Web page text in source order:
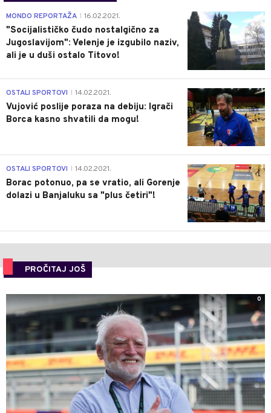
4
MONDO REPORTAŽA 16.02.2021.
"Socijalističko čudo nostalgično za
Jugoslavijom": Velenje je izgubilo naziv,
ali je u duši ostalo Titovo!
1
OSTALI SPORTOVI 14.02.2021.
Vujović poslije poraza na debiju: Igrači
Borca kasno shvatili da mogu!
3
OSTALI SPORTOVI 14.02.2021.
Borac potonuo, pa se vratio, ali Gorenje
dolazi u Banjaluku sa "plus četiri"!
PROČITAJ JOŠ
0